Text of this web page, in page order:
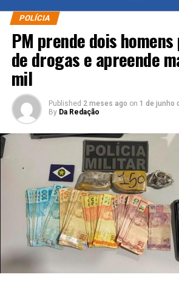
POLÍCIA
PM prende dois
de drogas e apreende
mil
Published 2 meses ago on 1 de junho
By Da Redação